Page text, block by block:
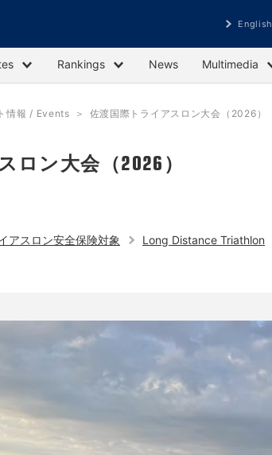
English
Rankings News Multimedia
情報 / Events 佐渡国際トライアスロン大会（2026）
ロン大会（2026）
アスロン安全保険対象 Long Distance Triathlon